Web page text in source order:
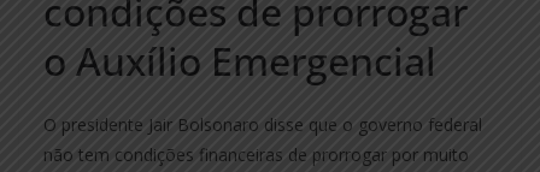
condições de prorrogar
o Auxílio Emergencial
O presidente Jair Bolsonaro disse que o governo federal
não tem condições financeiras de prorrogar por muito